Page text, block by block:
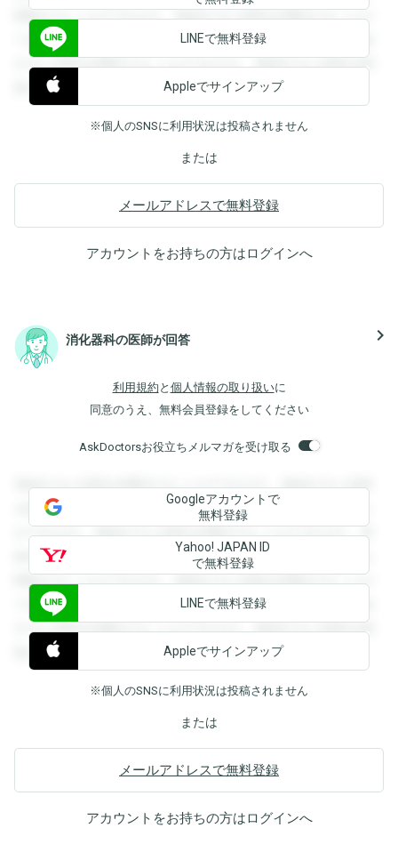
閲覧することができます。登録すると回答を閲覧することが
できます。登録すると回答を閲覧することができます。登録
すると回答を閲覧することができます。登録すると回答を閲
覧することができます。
LINEで無料登録
Appleでサインアップ
※個人のSNSに利用状況は投稿されません
または
メールアドレスで無料登録
アカウントをお持ちの方はログインへ
消化器科の医師が回答 navigate_next
利用規約 と 個人情報の取り扱いに
同意のうえ、無料会員登録をしてください
AskDoctorsお役立ちメルマガを受け取る
登録すると回答を閲覧することができます。登録すると回答
を閲覧することができます。登録すると回答を閲覧すること
ができます。登録すると回答を閲覧することができます。登
録すると回答を閲覧することができます。登録すると回答を
閲覧することができます。登録すると回答を閲覧することが
できます。登録すると回答を閲覧することができます。登録
すると回答を閲覧することができます。登録すると回答を閲
覧することができます。
Googleアカウントで
無料登録
Yahoo! JAPAN ID
で無料登録
LINEで無料登録
Appleでサインアップ
※個人のSNSに利用状況は投稿されません
または
メールアドレスで無料登録
アカウントをお持ちの方はログインへ